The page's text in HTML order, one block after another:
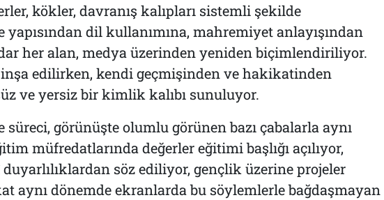
kökler, davranış kalıpları sistemli şekilde
dil kullanımına, mahremiyet anlayışından
her alan, medya üzerinden yeniden biçimlendiriliyor.
edilirken, kendi geçmişinden ve hakikatinden
ve yersiz bir kimlik kalıbı sunuluyor.
görünüşte olumlu görünen bazı çabalarla aynı
müfredatlarında değerler eğitimi başlığı açılıyor,
söz ediliyor, gençlik üzerine projeler
aynı dönemde ekranlarda bu söylemlerle bağdaşmayan